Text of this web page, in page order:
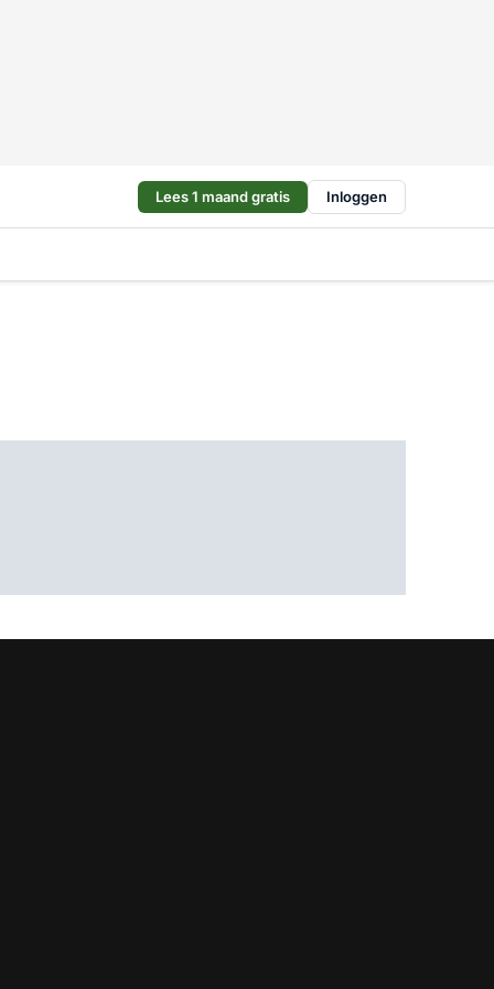
Lees 1 maand gratis Inloggen